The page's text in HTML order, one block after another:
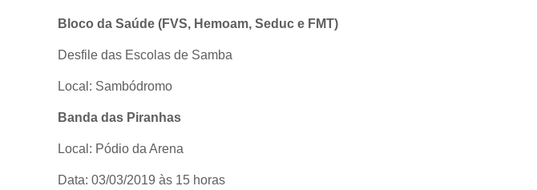
Bloco da Saúde (FVS, Hemoam, Seduc e FMT)
Desfile das Escolas de Samba
Local: Sambódromo
Banda das Piranhas
Local: Pódio da Arena
Data: 03/03/2019 às 15 horas